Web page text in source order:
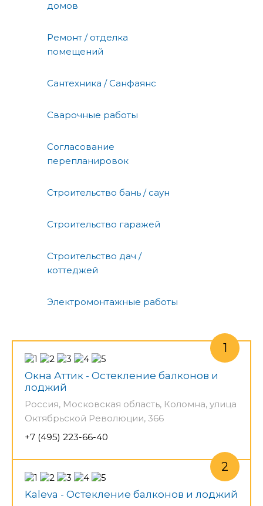
домов
Ремонт / отделка
помещений
Сантехника / Санфаянс
Сварочные работы
Согласование
перепланировок
Строительство бань / саун
Строительство гаражей
Строительство дач /
коттеджей
Электромонтажные работы
Окна Аттик - Остекление балконов и
лоджий
Россия, Московская область, Коломна, улица
Октябрьской Революции, 366
+7 (495) 223-66-40
Kaleva - Остекление балконов и лоджий